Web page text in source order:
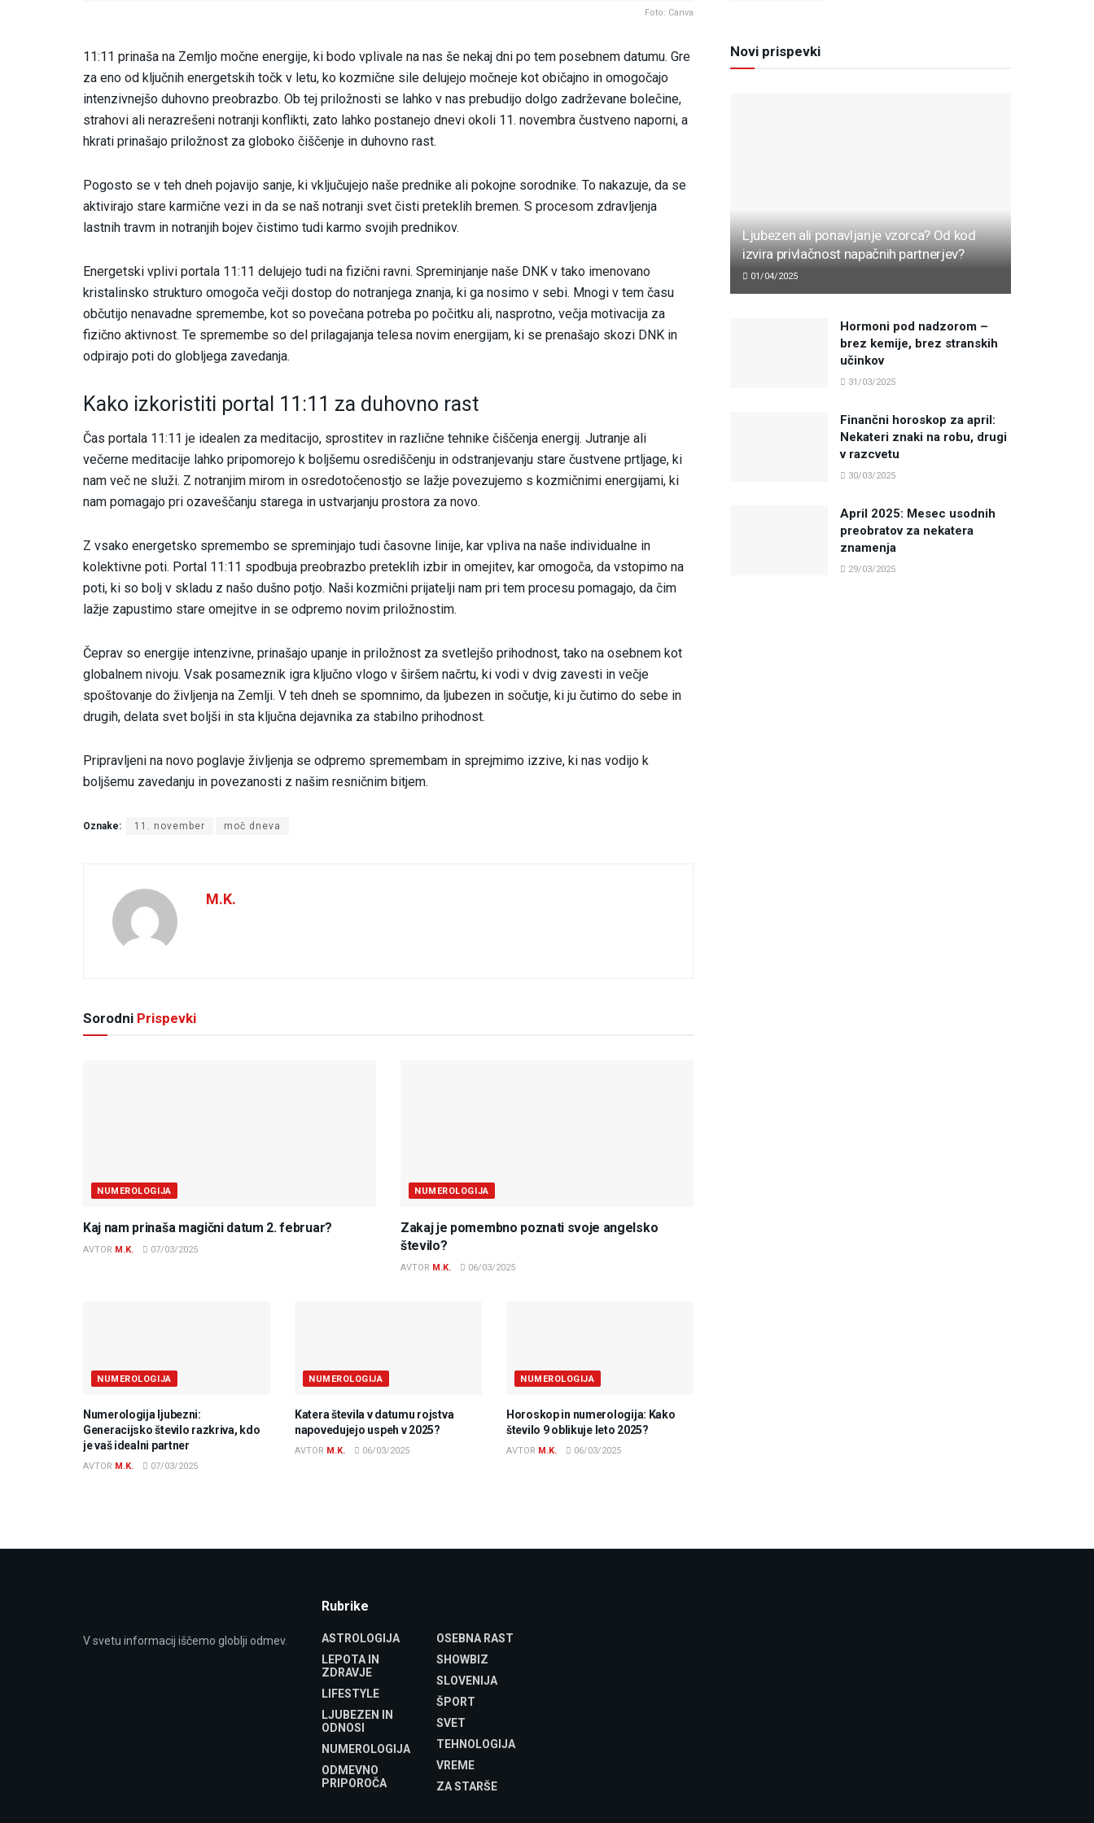
Foto: Canva
11:11 prinaša na Zemljo močne energije, ki bodo vplivale na nas še nekaj dni po tem posebnem datumu. Gre
za eno od ključnih energetskih točk v letu, ko kozmične sile delujejo močneje kot običajno in omogočajo
intenzivnejšo duhovno preobrazbo. Ob tej priložnosti se lahko v nas prebudijo dolgo zadrževane bolečine,
strahovi ali nerazrešeni notranji konflikti, zato lahko postanejo dnevi okoli 11. novembra čustveno naporni, a
hkrati prinašajo priložnost za globoko čiščenje in duhovno rast.
Pogosto se v teh dneh pojavijo sanje, ki vključujejo naše prednike ali pokojne sorodnike. To nakazuje, da se
aktivirajo stare karmične vezi in da se naš notranji svet čisti preteklih bremen. S procesom zdravljenja
lastnih travm in notranjih bojev čistimo tudi karmo svojih prednikov.
Energetski vplivi portala 11:11 delujejo tudi na fizični ravni. Spreminjanje naše DNK v tako imenovano
kristalinsko strukturo omogoča večji dostop do notranjega znanja, ki ga nosimo v sebi. Mnogi v tem času
občutijo nenavadne spremembe, kot so povečana potreba po počitku ali, nasprotno, večja motivacija za
fizično aktivnost. Te spremembe so del prilagajanja telesa novim energijam, ki se prenašajo skozi DNK in
odpirajo poti do globljega zavedanja.
Kako izkoristiti portal 11:11 za duhovno rast
Čas portala 11:11 je idealen za meditacijo, sprostitev in različne tehnike čiščenja energij. Jutranje ali
večerne meditacije lahko pripomorejo k boljšemu osrediščenju in odstranjevanju stare čustvene prtljage, ki
nam več ne služi. Z notranjim mirom in osredotočenostjo se lažje povezujemo s kozmičnimi energijami, ki
nam pomagajo pri ozaveščanju starega in ustvarjanju prostora za novo.
Z vsako energetsko spremembo se spreminjajo tudi časovne linije, kar vpliva na naše individualne in
kolektivne poti. Portal 11:11 spodbuja preobrazbo preteklih izbir in omejitev, kar omogoča, da vstopimo na
poti, ki so bolj v skladu z našo dušno potjo. Naši kozmični prijatelji nam pri tem procesu pomagajo, da čim
lažje zapustimo stare omejitve in se odpremo novim priložnostim.
Čeprav so energije intenzivne, prinašajo upanje in priložnost za svetlejšo prihodnost, tako na osebnem kot
globalnem nivoju. Vsak posameznik igra ključno vlogo v širšem načrtu, ki vodi v dvig zavesti in večje
spoštovanje do življenja na Zemlji. V teh dneh se spomnimo, da ljubezen in sočutje, ki ju čutimo do sebe in
drugih, delata svet boljši in sta ključna dejavnika za stabilno prihodnost.
Pripravljeni na novo poglavje življenja se odpremo spremembam in sprejmimo izzive, ki nas vodijo k
boljšemu zavedanju in povezanosti z našim resničnim bitjem.
Oznake: 11. november moč dneva
M.K.
Sorodni Prispevki
NUMEROLOGIJA
Kaj nam prinaša magični datum 2. februar?
AVTOR M.K. 07/03/2025
NUMEROLOGIJA
Zakaj je pomembno poznati svoje angelsko
število?
AVTOR M.K. 06/03/2025
NUMEROLOGIJA
Numerologija ljubezni:
Generacijsko število razkriva, kdo
je vaš idealni partner
AVTOR M.K. 07/03/2025
NUMEROLOGIJA
Katera števila v datumu rojstva
napovedujejo uspeh v 2025?
AVTOR M.K. 06/03/2025
NUMEROLOGIJA
Horoskop in numerologija: Kako
število 9 oblikuje leto 2025?
AVTOR M.K. 06/03/2025
Novi prispevki
Ljubezen ali ponavljanje vzorca? Od kod
izvira privlačnost napačnih partnerjev?
01/04/2025
Hormoni pod nadzorom –
brez kemije, brez stranskih
učinkov
31/03/2025
Finančni horoskop za april:
Nekateri znaki na robu, drugi
v razcvetu
30/03/2025
April 2025: Mesec usodnih
preobratov za nekatera
znamenja
29/03/2025
V svetu informacij iščemo globlji odmev.
Rubrike
ASTROLOGIJA
LEPOTA IN
ZDRAVJE
LIFESTYLE
LJUBEZEN IN
ODNOSI
NUMEROLOGIJA
ODMEVNO
PRIPOROČA
OSEBNA RAST
SHOWBIZ
SLOVENIJA
ŠPORT
SVET
TEHNOLOGIJA
VREME
ZA STARŠE